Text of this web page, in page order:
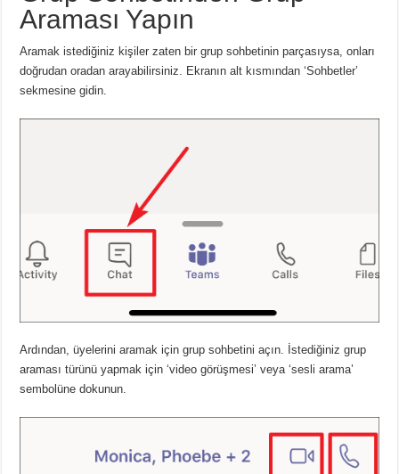
Araması Yapın
Aramak istediğiniz kişiler zaten bir grup sohbetinin parçasıysa, onları
doğrudan oradan arayabilirsiniz. Ekranın alt kısmından ‘Sohbetler’
sekmesine gidin.
Ardından, üyelerini aramak için grup sohbetini açın. İstediğiniz grup
araması türünü yapmak için ‘video görüşmesi’ veya ‘sesli arama’
sembolüne dokunun.